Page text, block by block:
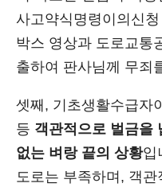
사고약식명령이의신
박스 영상과 도로교통
출하여 판사님께 무죄
셋째, 기초생활수급자
등 객관적으로 벌금을
없는 벼랑 끝의 상황입
도로는 부족하며, 객